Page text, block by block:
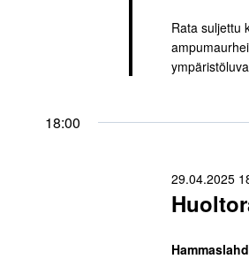
Rata suljettu
18:00
29.04.2025